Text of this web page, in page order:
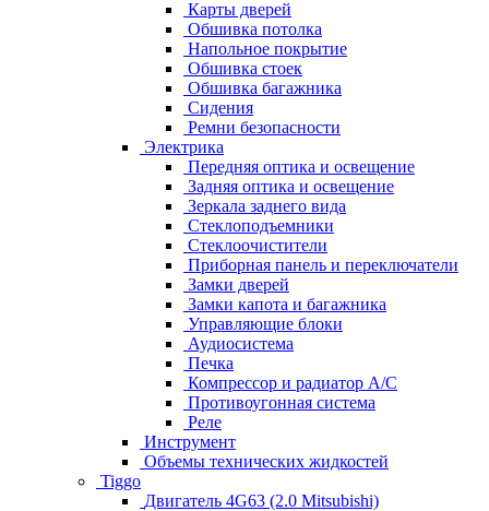
Карты дверей
Обшивка потолка
Напольное покрытие
Обшивка стоек
Обшивка багажника
Сидения
Ремни безопасности
Электрика
Передняя оптика и освещение
Задняя оптика и освещение
Зеркала заднего вида
Стеклоподъемники
Стеклоочистители
Приборная панель и переключатели
Замки дверей
Замки капота и багажника
Управляющие блоки
Аудиосистема
Печка
Компрессор и радиатор А/C
Противоугонная система
Реле
Инструмент
Объемы технических жидкостей
Tiggo
Двигатель 4G63 (2.0 Mitsubishi)